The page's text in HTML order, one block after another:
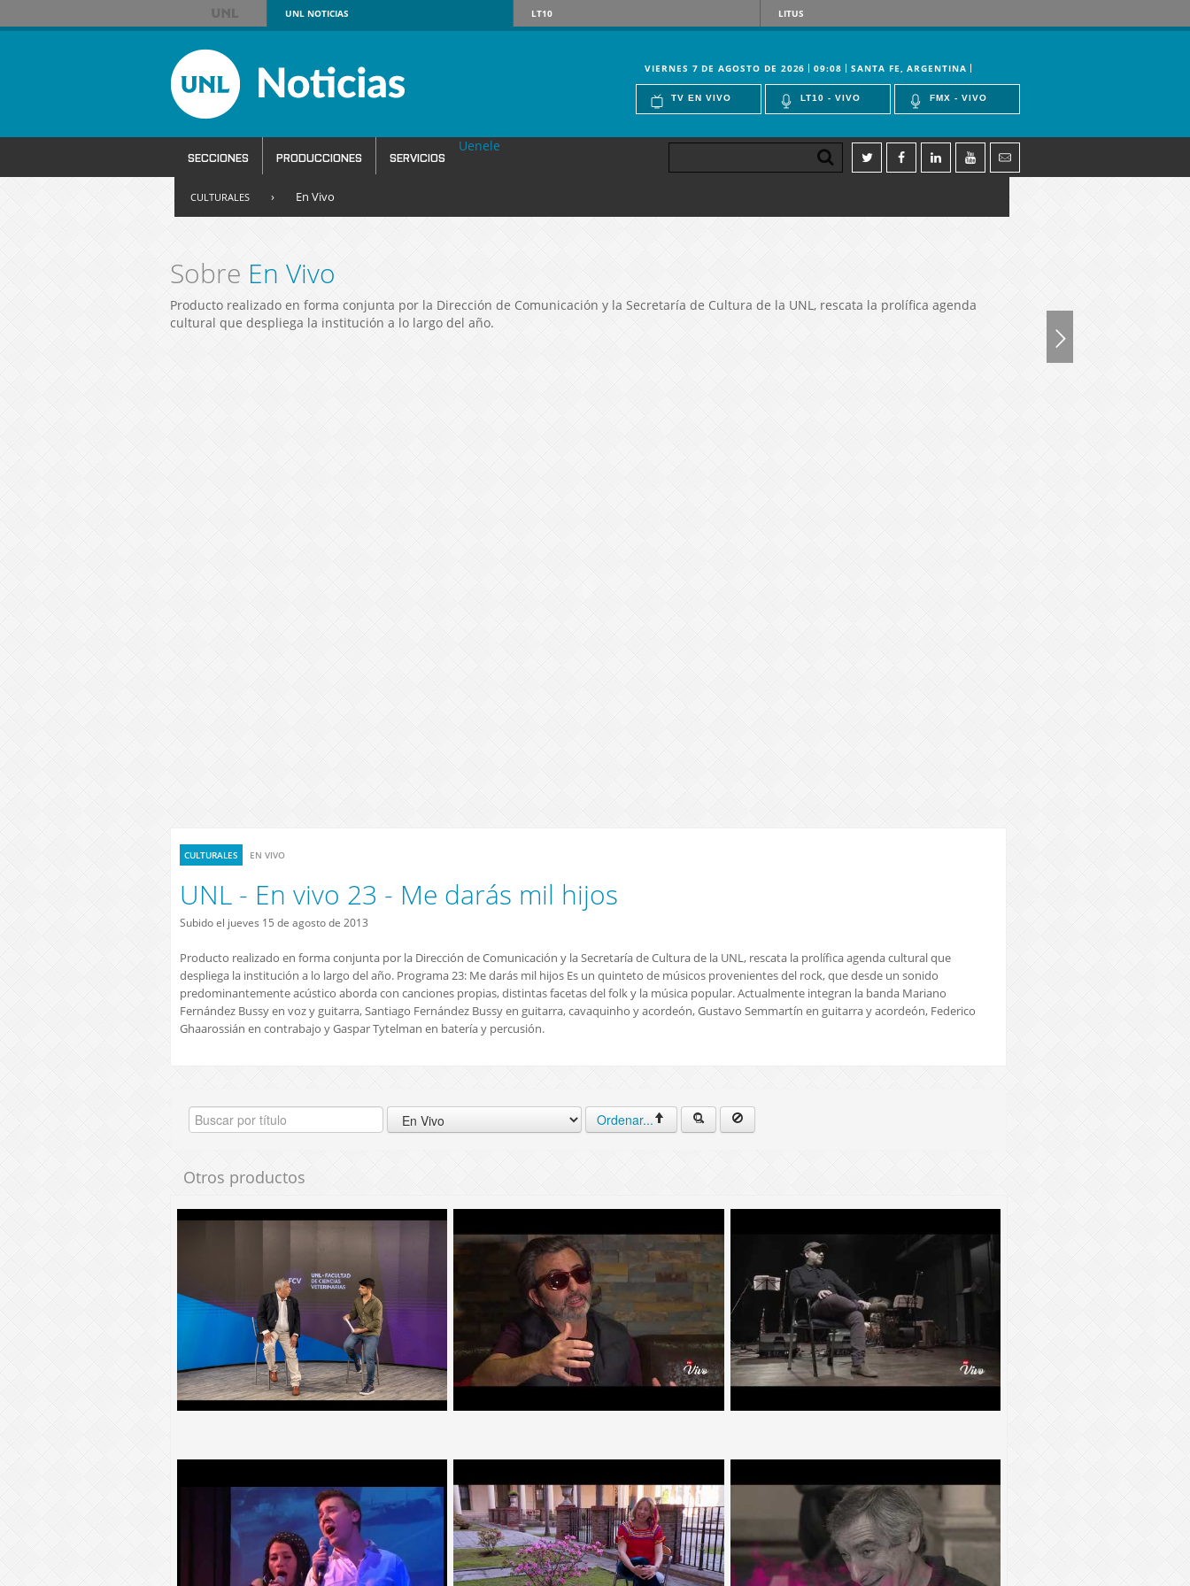
UNLNOTICIAS LT10 LITUS
VIERNES 7 DE AGOSTO DE 2026 09:08 SANTA FE, ARGENTINA
TV EN VIVO LT10 - VIVO FMX - VIVO
SECCIONES PRODUCCIONES
Uenele
SERVICIOS
CULTURALES › En Vivo
Sobre En Vivo
Producto realizado en forma conjunta por la Dirección de Comunicación y la Secretaría de Cultura de la UNL, rescata la prolífica agenda
cultural que despliega la institución a lo largo del año.
CULTURALES EN VIVO
UNL - En vivo 23 - Me darás mil hijos
Subido el jueves 15 de agosto de 2013
Producto realizado en forma conjunta por la Dirección de Comunicación y la Secretaría de Cultura de la UNL, rescata la prolífica agenda cultural que
despliega la institución a lo largo del año. Programa 23: Me darás mil hijos Es un quinteto de músicos provenientes del rock, que desde un sonido
predominantemente acústico aborda con canciones propias, distintas facetas del folk y la música popular. Actualmente integran la banda Mariano
Fernández Bussy en voz y guitarra, Santiago Fernández Bussy en guitarra, cavaquinho y acordeón, Gustavo Semmartín en guitarra y acordeón, Federico
Ghaarossián en contrabajo y Gaspar Tytelman en batería y percusión.
Ordenar...
Otros productos